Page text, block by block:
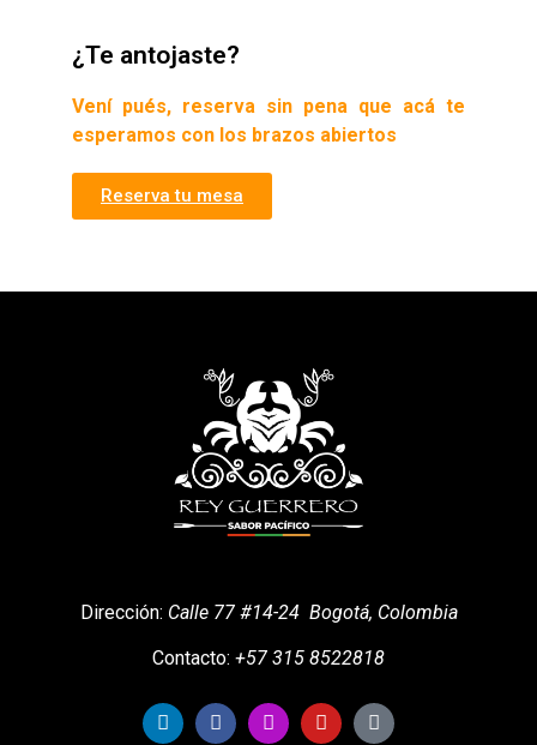
¿Te antojaste?
Vení pués, reserva sin pena que acá te
esperamos con los brazos abiertos
Reserva tu mesa
Dirección: Calle 77 #14-24 Bogotá, Colombia
Contacto: +57 315 ​​8522818